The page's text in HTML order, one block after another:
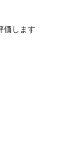
価します